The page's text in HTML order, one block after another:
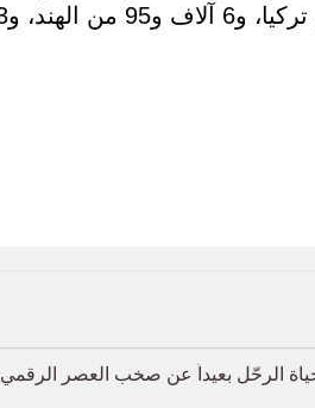
حياة الرحّل بعيداً عن صخب العصر الرقمي